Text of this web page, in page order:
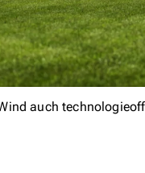
auch